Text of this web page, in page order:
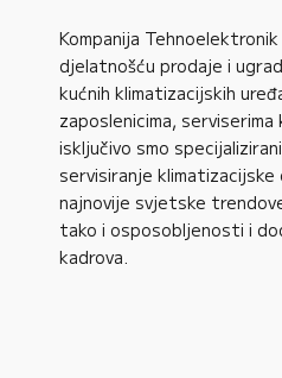
Kompanija
djelatnošću prodaje i
kućnih klimatizacijskih
zaposlenicima,
isključivo smo
servisiranje
najnovije svjetske
tako i osposobljenosti i
kadrova.